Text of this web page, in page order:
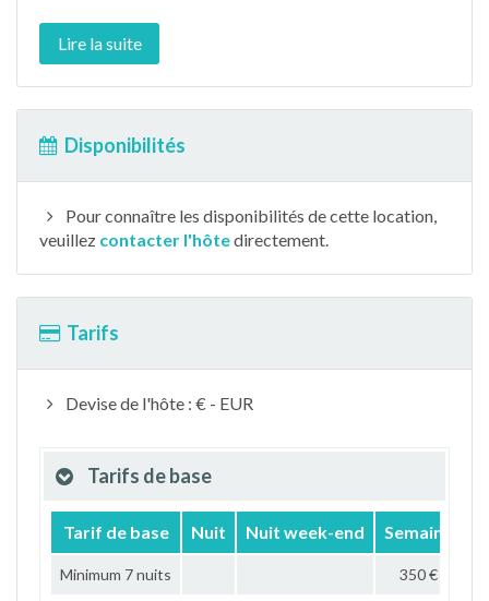
Lire la suite
Disponibilités
Pour connaître les disponibilités de cette location,
veuillez contacter l'hôtedirectement.
Tarifs
Devise de l'hôte : € - EUR
Tarifs de base
Tarif de base Nuit Nuit week-end Semaine
Minimum 7 nuits 350 €